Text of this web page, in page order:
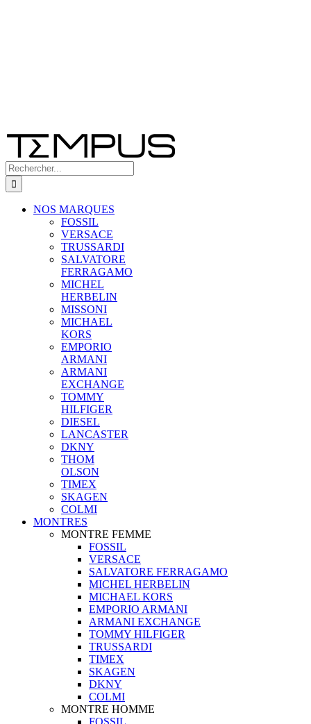
Rechercher:
NOS MARQUES
FOSSIL
VERSACE
TRUSSARDI
SALVATORE
FERRAGAMO
MICHEL
HERBELIN
MISSONI
MICHAEL
KORS
EMPORIO
ARMANI
ARMANI
EXCHANGE
TOMMY
HILFIGER
DIESEL
LANCASTER
DKNY
THOM
OLSON
TIMEX
SKAGEN
COLMI
MONTRES
MONTRE FEMME
FOSSIL
VERSACE
SALVATORE FERRAGAMO
MICHEL HERBELIN
MICHAEL KORS
EMPORIO ARMANI
ARMANI EXCHANGE
TOMMY HILFIGER
TRUSSARDI
TIMEX
SKAGEN
DKNY
COLMI
MONTRE HOMME
FOSSIL